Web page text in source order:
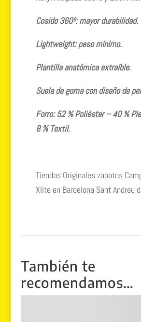
Cosido 360º: mayor durabilidad.
Lightweight: peso mínimo.
Plantilla anatómica extraíble.
Suela de goma con diseño de
Forro: 52 % Poliéster – 40 %
8 % Textil.
Tiendas Originales zapatos
Xlite en Barcelona Sant Andreu
También te
recomendamos…